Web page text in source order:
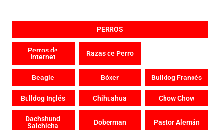
PERROS
Perros de
Internet
Razas de Perro
Beagle Bóxer Bulldog Francés
Bulldog Inglés Chihuahua Chow Chow
Dachshund
Salchicha
Doberman Pastor Alemán